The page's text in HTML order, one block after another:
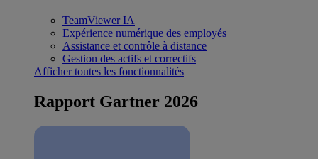
TeamViewer IA
Expérience numérique des employés
Assistance et contrôle à distance
Gestion des actifs et correctifs
Afficher toutes les fonctionnalités
Rapport Gartner 2026